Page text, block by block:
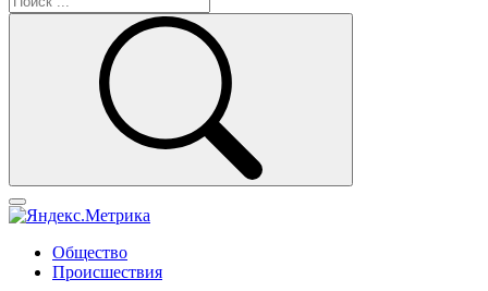
Общество
Происшествия